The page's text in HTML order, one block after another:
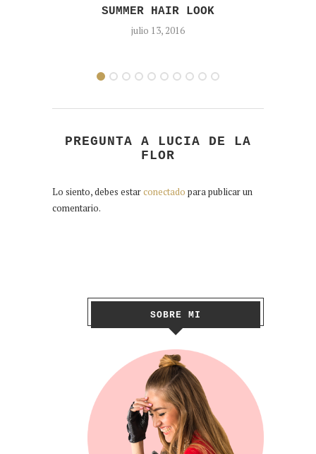
SUMMER HAIR LOOK
julio 13, 2016
PREGUNTA A LUCIA DE LA
FLOR
Lo siento, debes estarconectado para publicar un
comentario.
SOBRE MI